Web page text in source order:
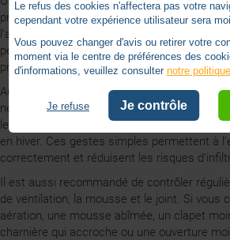
prolonger la durée de vie de votre fenêtre
l’accumulation de salissures, conserve une
permet de vérifier l’état général de la fenêtre
problèmes plus importants.
Au-delà du kit entretien Velux, nous vous
nettoyer le vitrage extérieur après de fortes
les couloirs d’évacuation extérieurs et de
en hiver. Ces gestes simples permettent à
correctement et réduisent les risques
Il est aussi recommandé de contrôler
de ventilation, la mousse et le joint. Si vous
aération, une mousse abîmée, un clapet
charnière qui accroche ou une ouverture
Le refus des cookies n'affectera pas votre
cependant votre expérience utilisateur sera
Vous pouvez changer d'avis ou retirer votre
moment via le centre de préférences des
d'informations, veuillez consulter notre
Je refuse Je contrôle